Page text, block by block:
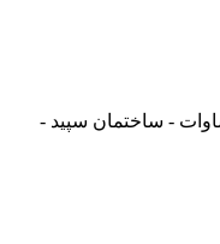
- ساختمان سپید -